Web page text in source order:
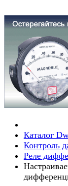
Каталог
Контроль
Реле